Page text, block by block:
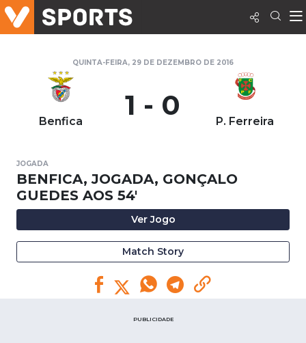
QUINTA-FEIRA, 29 DE DEZEMBRO DE 2016
Benfica 1 - 0 P. Ferreira
JOGADA
BENFICA, JOGADA, GONÇALO
GUEDES AOS 54'
Ver Jogo
Match Story
PUBLICIDADE